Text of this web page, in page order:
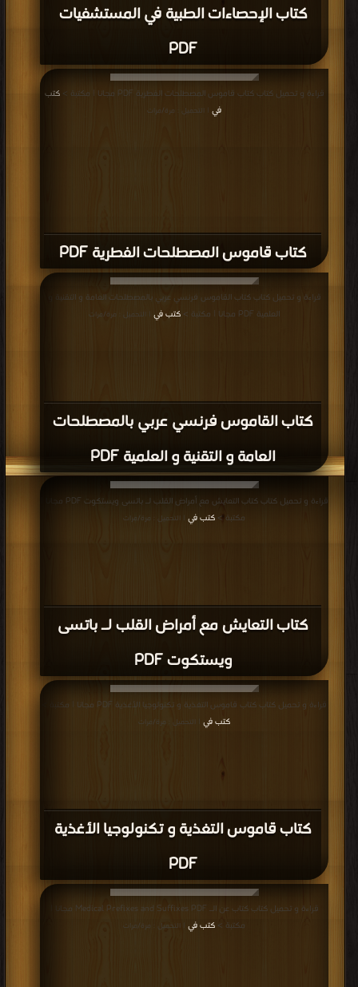
كتاب الإحصاءات الطبية في المستشفيات
PDF
كتاب قاموس المصطلحات الفطرية PDF
قراءة و تحميل كتاب كتاب قاموس المصطلحات الفطرية PDF مجانا | مكتبة >
كتب
في
| التحميل : مرة/مرات
كتاب القاموس فرنسي عربي بالمصطلحات
العامة و التقنية و العلمية PDF
قراءة و تحميل كتاب كتاب القاموس فرنسي عربي بالمصطلحات العامة و التقنية و
العلمية PDF مجانا | مكتبة >
كتب في | التحميل : مرة/مرات
كتاب التعايش مع أمراض القلب لـ باتسى
ويستكوت PDF
قراءة و تحميل كتاب كتاب التعايش مع أمراض القلب لـ باتسى ويستكوت PDF مجانا |
مكتبة > كتب في | التحميل : مرة/مرات
كتاب قاموس التغذية و تكنولوجيا الأغذية
PDF
قراءة و تحميل كتاب كتاب قاموس التغذية و تكنولوجيا الأغذية PDF مجانا | مكتبة >
كتب في
| التحميل : مرة/مرات
قراءة و تحميل كتاب كتاب عن الـ Medical Prefixes and Suffixes PDF مجانا |
مكتبة > كتب في | التحميل : مرة/مرات